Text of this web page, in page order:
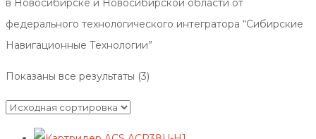
в Новосибирске и Новосибирской области от
федерального технологического интегратора “Сибирские
Навигационные Технологии”
Показаны все результаты (3)